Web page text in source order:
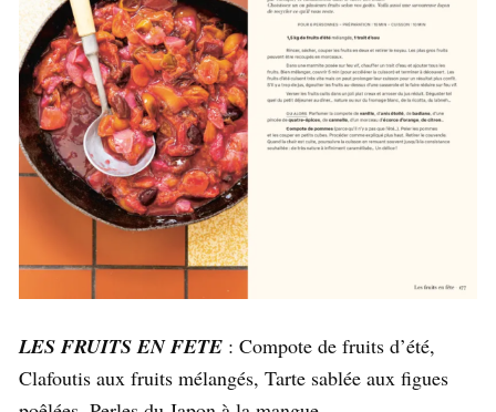
LES FRUITS EN FETE : Compote de fruits d’été,
Clafoutis aux fruits mélangés, Tarte sablée aux figues